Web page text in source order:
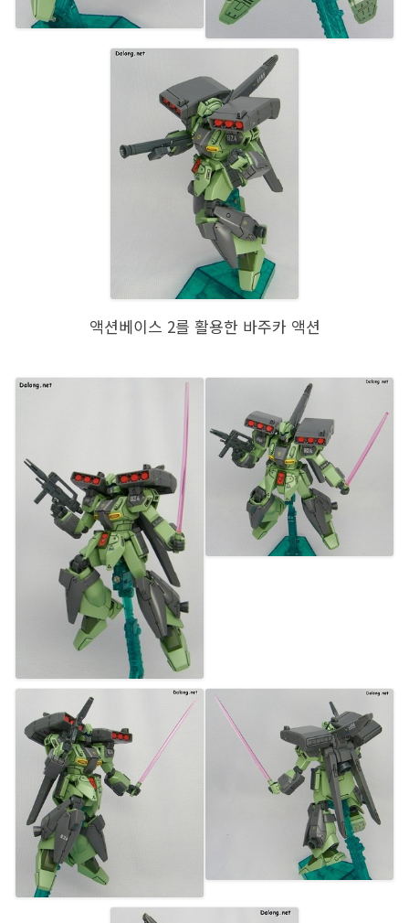
액션베이스 2를 활용한 바주카 액션